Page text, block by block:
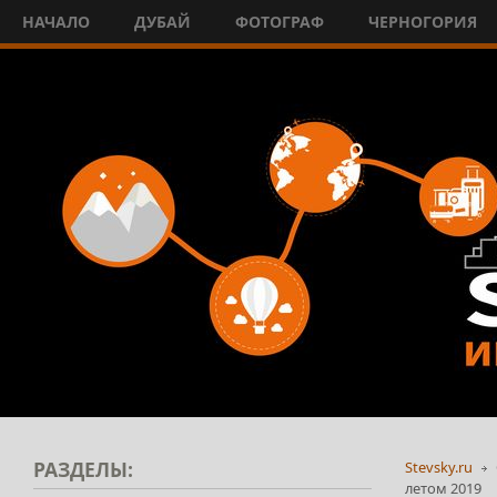
НАЧАЛО ДУБАЙ ФОТОГРАФ ЧЕРНОГОРИЯ
Stevsky.ru
летом 2019
РАЗДЕЛЫ: